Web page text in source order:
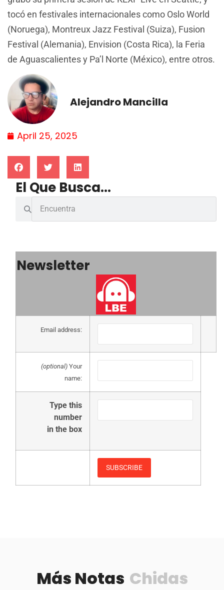
tocó en festivales internacionales como Oslo World
(Noruega), Montreux Jazz Festival (Suiza), Fusion
Festival (Alemania), Envision (Costa Rica), la Feria
de Aguascalientes y Pa’l Norte (México), entre otros.
Alejandro Mancilla
April 25, 2025
El Que Busca...
Newsletter
Email address:
(optional) Your
name:
Type this
number
in the box
Más Notas Chidas